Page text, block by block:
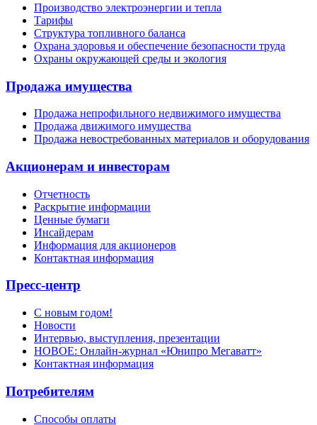
Производство электроэнергии и тепла
Тарифы
Структура топливного баланса
Охрана здоровья и обеспечение безопасности труда
Охраны окружающей среды и экология
Продажа имущества
Продажа непрофильного недвижимого имущества
Продажа движимого имущества
Продажа невостребованных материалов и оборудования
Акционерам и инвесторам
Отчетность
Раскрытие информации
Ценные бумаги
Инсайдерам
Информация для акционеров
Контактная информация
Пресс-центр
С новым годом!
Новости
Интервью, выступления, презентации
НОВОЕ: Онлайн-журнал «Юнипро Мегаватт»
Контактная информация
Потребителям
Способы оплаты